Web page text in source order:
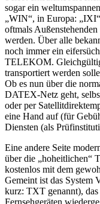
sogar ein
„WIN“, in Europa:
oftmals
werden. Über alle
noch immer ein
TELEKOM.
transportiert werden
Ob es nun über die
DATEX-Netz geht,
oder per
eine Hand auf (für
Diensten (als
Eine andere Seite
über die „hoheitlichen“
kostenlos mit dem
Gemeint ist das
kurz: TXT genannt),
Fernsehgeräten